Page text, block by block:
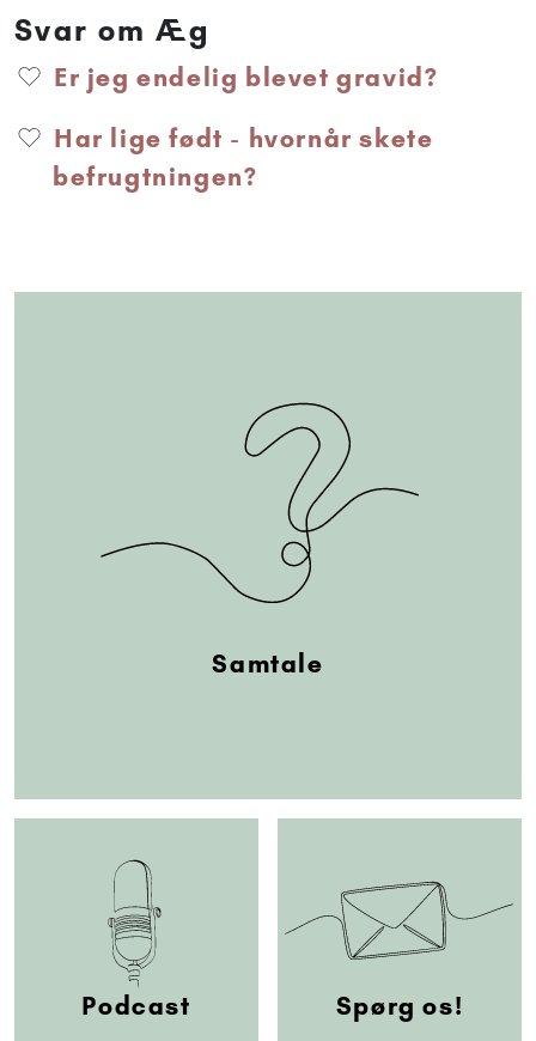
Svar om Æg
Er jeg endelig blevet gravid?
Har lige født - hvornår skete
befrugtningen?
Samtale
Podcast Spørg os!